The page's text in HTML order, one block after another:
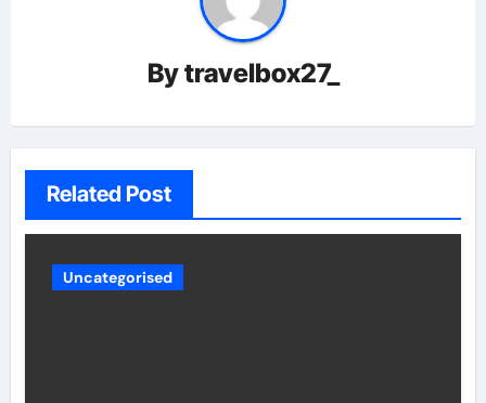
Bytravelbox27_
Related Post
Uncategorised